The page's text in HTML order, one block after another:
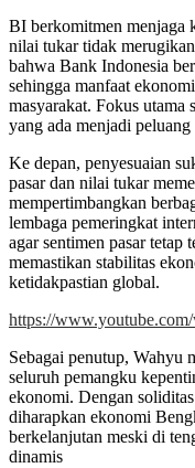
BI berkomitmen menjaga
nilai tukar tidak
bahwa Bank Indonesia
sehingga manfaat
masyarakat. Fokus utama
yang ada menjadi
Ke depan, penyesuaian
pasar dan nilai tukar
mempertimbangkan
lembaga pemeringkat
agar sentimen pasar tetap
memastikan stabilitas
ketidakpastian global.
https://
Sebagai penutup, Wahyu
seluruh pemangku
ekonomi. Dengan
diharapkan ekonomi
berkelanjutan meski di
dinamis